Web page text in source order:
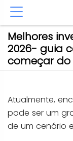
Melhores
2026- guia
começar do
Atualmente,
pode ser um
de um cenário